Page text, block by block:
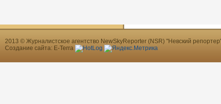
2013 © Журналистское агентство NewSkyReporter (NSR) "Невский
Создание сайта: E-Terra